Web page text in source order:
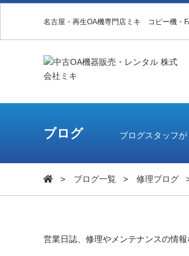
名古屋・再生OA機専門店ミキ コピー機・
ブログ ブログスタッフ
ブログ一覧 修理ブログ
営業日誌、修理やメンテナンスの情報